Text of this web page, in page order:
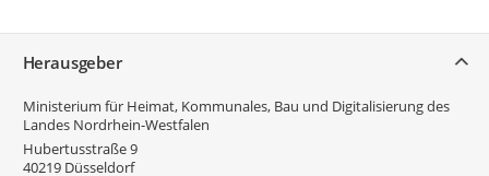
Herausgeber
Ministerium für Heimat, Kommunales, Bau und Digitalisierung des
Landes Nordrhein-Westfalen
Hubertusstraße 9
40219 Düsseldorf